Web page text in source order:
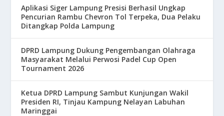
Aplikasi Siger Lampung Presisi Berhasil Ungkap
Pencurian Rambu Chevron Tol Terpeka, Dua Pelaku
Ditangkap Polda Lampung
DPRD Lampung Dukung Pengembangan Olahraga
Masyarakat Melalui Perwosi Padel Cup Open
Tournament 2026
Ketua DPRD Lampung Sambut Kunjungan Wakil
Presiden RI, Tinjau Kampung Nelayan Labuhan
Maringgai